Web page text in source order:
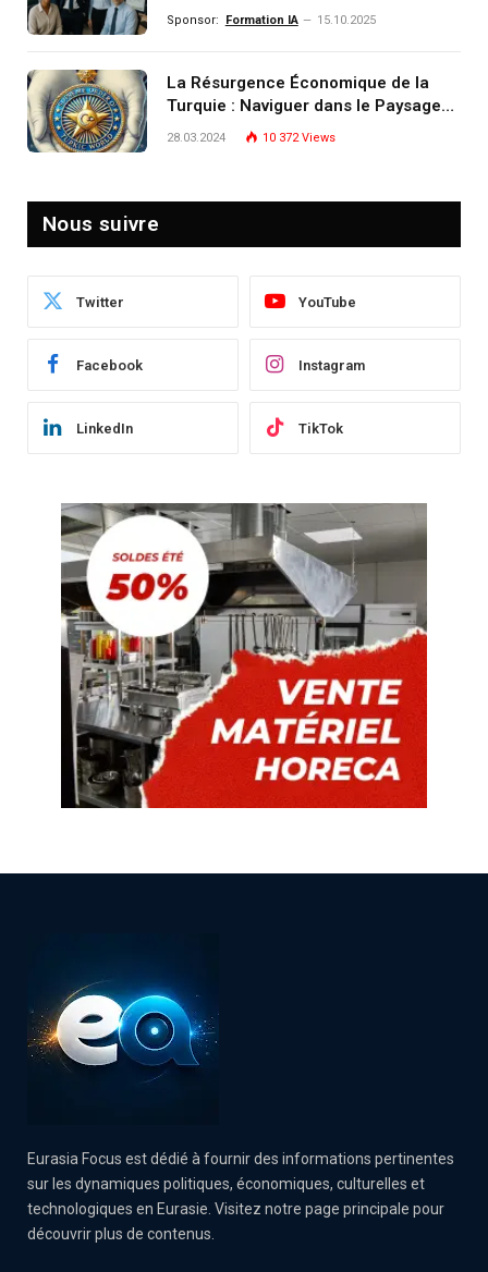
investissement (gestion de
Sponsor: Formation IA 15.10.2025
La Résurgence Économique de la
Turquie : Naviguer dans le Paysage
Post-Crise
28.03.2024 10 372Views
Nous suivre
Twitter YouTube
Facebook Instagram
LinkedIn TikTok
Eurasia Focus est dédié à fournir des informations pertinentes
sur les dynamiques politiques, économiques, culturelles et
technologiques en Eurasie. Visitez notre page principale pour
découvrir plus de contenus.